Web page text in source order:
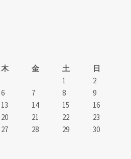
木 金 土 日
1
2
6 7 8
9
13 14 15
16
20 21 22
23
27 28 29
30